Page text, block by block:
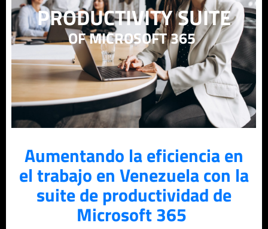
PRODUCTIVITY SUITE
OF MICROSOFT 365
Aumentando la eficiencia en
el trabajo en Venezuela con la
suite de productividad de
Microsoft 365